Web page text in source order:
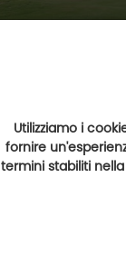
Utilizziamo i
fornire
termini stabiliti